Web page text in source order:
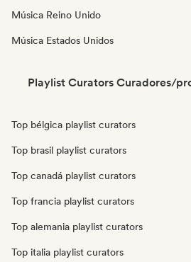
Música Reino Unido
Música Estados Unidos
Playlist Curators Curadores/
Top bélgica playlist curators
Top brasil playlist curators
Top canadá playlist curators
Top francia playlist curators
Top alemania playlist curators
Top italia playlist curators